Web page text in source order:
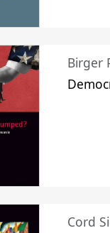
Birger
Cord